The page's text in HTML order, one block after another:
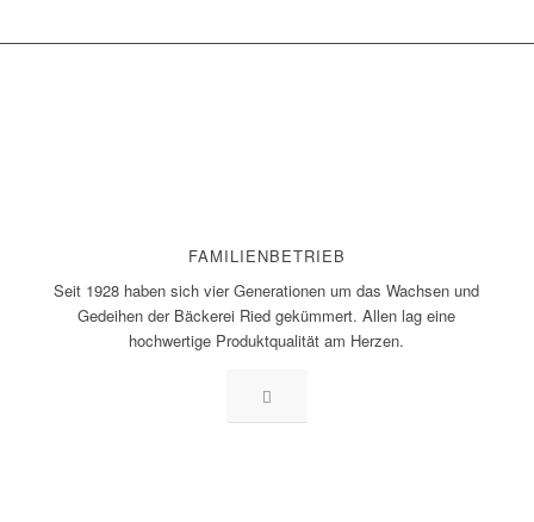
FAMILIENBETRIEB
Seit 1928 haben sich vier Generationen um das Wachsen und
Gedeihen der Bäckerei Ried gekümmert. Allen lag eine
hochwertige Produktqualität am Herzen.